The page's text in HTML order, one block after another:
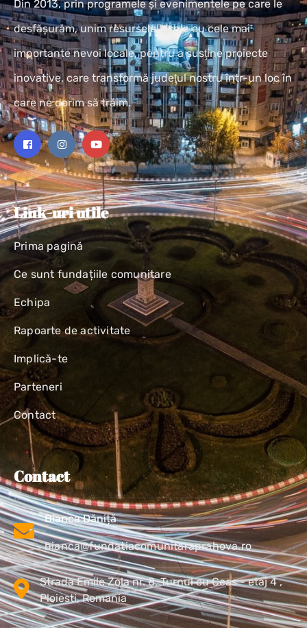
Din 2013, prin programele și evenimentele pe care le
desfășurăm, unim resursele locale cu cele mai
importante nevoi locale, pentru a susţine proiecte
inovative, care transformă judeţul nostru într-un loc în
care ne dorim să trăim.
Link-uri utile
Prima pagină
Ce sunt fundațiile comunitare
Echipa
Rapoarte de activitate
Implică-te
Parteneri
Contact
Contact
Bianca Dăniță
bianca@fundatiacomunitaraprahova.ro
Strada Emile Zola nr. 8, Turnul cu Ceas - etaj 4 ,
Ploiesti, Romania